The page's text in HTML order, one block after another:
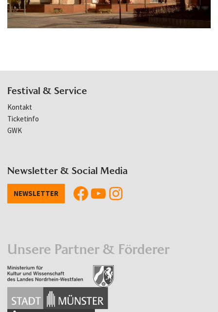
Festival & Service
Kontakt
Ticketinfo
GWK
Newsletter & Social Media
NEWSLETTER
Unsere Partner & Förderer